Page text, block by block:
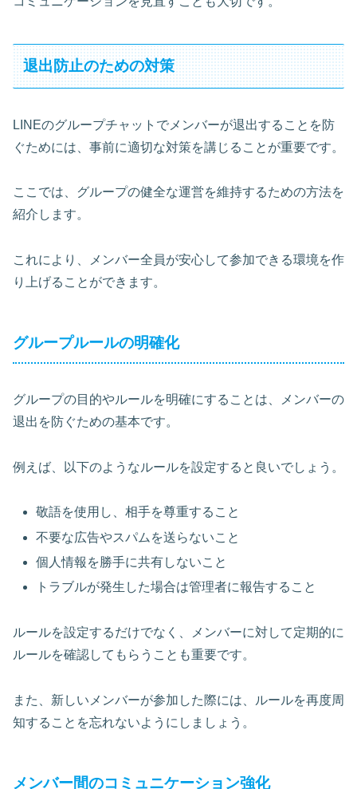
退出防止のための対策
LINEのグループチャットでメンバーが退出することを防
ぐためには、事前に適切な対策を講じることが重要です。
ここでは、グループの健全な運営を維持するための方法を
紹介します。
これにより、メンバー全員が安心して参加できる環境を作
り上げることができます。
グループルールの明確化
グループの目的やルールを明確にすることは、メンバーの
退出を防ぐための基本です。
例えば、以下のようなルールを設定すると良いでしょう。
敬語を使用し、相手を尊重すること
不要な広告やスパムを送らないこと
個人情報を勝手に共有しないこと
トラブルが発生した場合は管理者に報告すること
ルールを設定するだけでなく、メンバーに対して定期的に
ルールを確認してもらうことも重要です。
また、新しいメンバーが参加した際には、ルールを再度周
知することを忘れないようにしましょう。
メンバー間のコミュニケーション強化